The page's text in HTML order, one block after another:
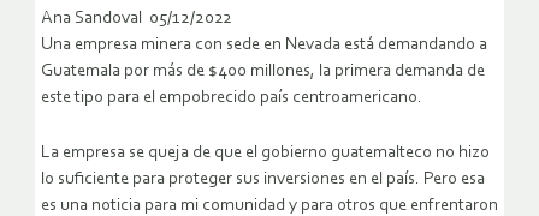
Ana Sandoval 05/12/2022
Una empresa minera con sede en Nevada está demandando a
Guatemala por más de $400 millones, la primera demanda de
este tipo para el empobrecido país centroamericano.
La empresa se queja de que el gobierno guatemalteco no hizo
lo suficiente para proteger sus inversiones en el país. Pero esa
es una noticia para mi comunidad y para otros que enfrentaron